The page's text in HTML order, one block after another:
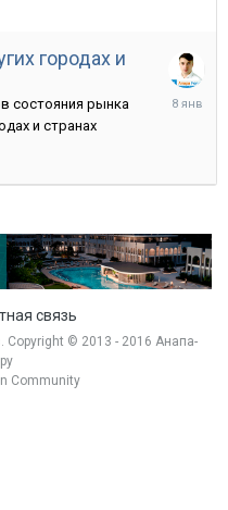
городах и
состояния рынка
и странах
8
связь
. Copyright © 2013 - 2016 Анапа-
Community